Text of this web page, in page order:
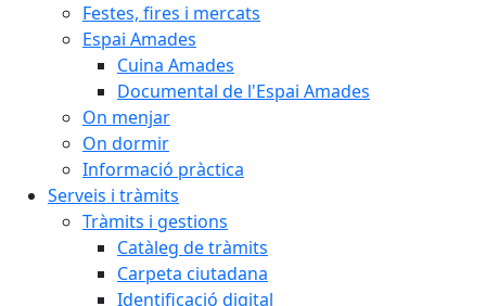
Festes, fires i mercats
Espai Amades
Cuina Amades
Documental de l'Espai Amades
On menjar
On dormir
Informació pràctica
Serveis i tràmits
Tràmits i gestions
Catàleg de tràmits
Carpeta ciutadana
Identificació digital